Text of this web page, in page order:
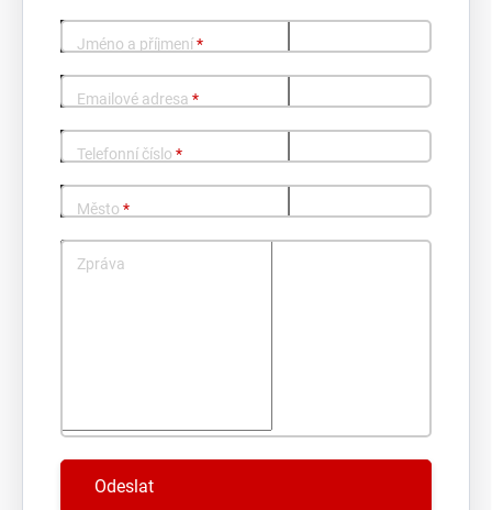
Jméno a příjmení*
Emailové adresa *
Telefonní číslo *
Město *
Zpráva